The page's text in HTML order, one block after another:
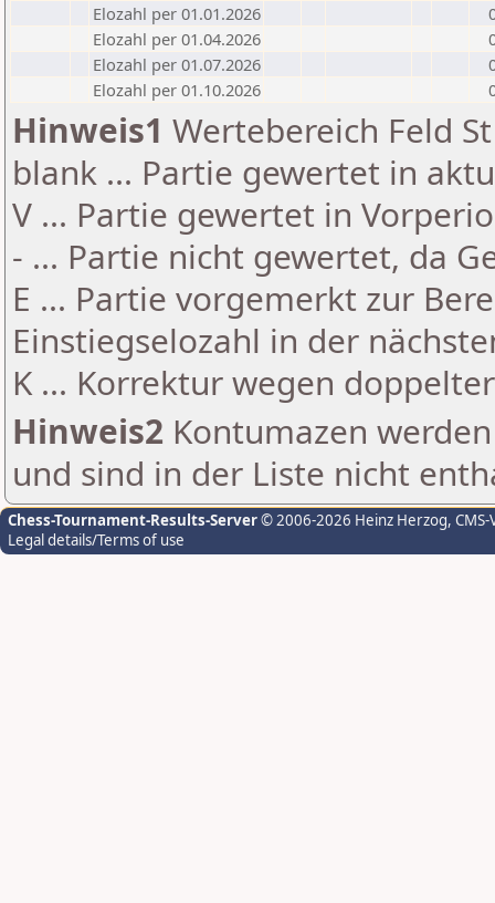
Elozahl per 01.01.2026
Elozahl per 01.04.2026
Elozahl per 01.07.2026
Elozahl per 01.10.2026
Hinweis1 Wertebereich Feld
blank ... Partie gewertet in
V ... Partie gewertet in
- ... Partie nicht gewertet, da
E ... Partie vorgemerkt zur
Einstiegselozahl in der
K ... Korrektur wegen
Hinweis2 Kontumazen
und sind in der Liste nicht
Chess-Tournament-Results-Server© 2006-2026 Heinz Herzog,
Legal details/Terms of use